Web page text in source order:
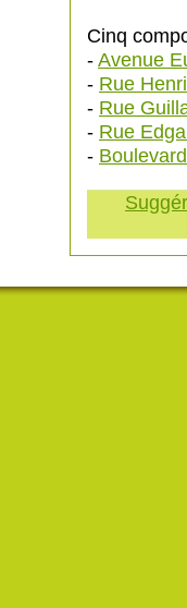
Cinq
-Avenue
- Rue
- Rue
- Rue
-